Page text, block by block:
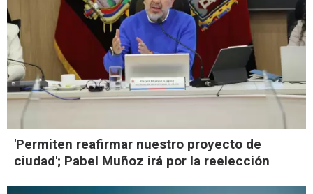
'Permiten reafirmar nuestro proyecto de
ciudad'; Pabel Muñoz irá por la reelección